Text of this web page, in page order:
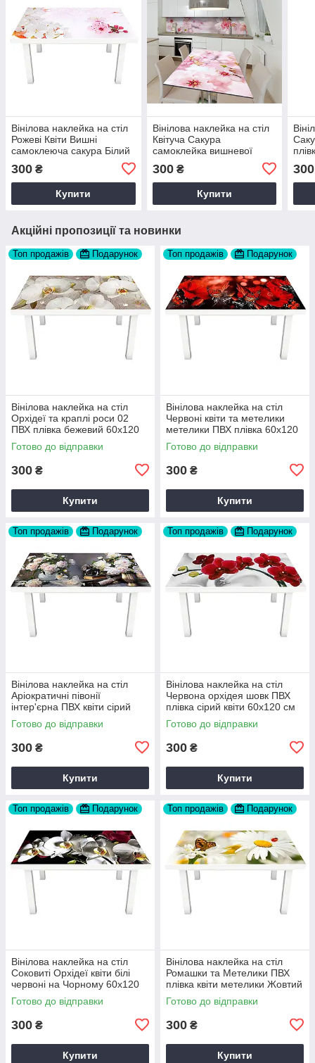
Вінілова наклейка на стіл
Рожеві Квіти Вишні
самоклеюча сакура Білий
60х120 см Happy Pocket
Z181322
300 ₴
Купити
Вінілова наклейка на стіл
Квітуча Сакура
самоклейка вишневої
плівка Рожевий 60х120 см
Happy Pocket Z184435
300₴
Купити
300
Акційні пропозиції та новинки
Топ продажів Подарунок
Вінілова наклейка на стіл
Орхідеї та краплі роси 02
ПВХ плівка бежевий 60х120
см Happy Pocket Z180306-
134
Готово до відправки
300 ₴
Купити
Топ продажів Подарунок
Вінілова наклейка на стіл
Червоні квіти та метелики
метелики ПВХ плівка 60х120
см Happy Pocket Z180373
Готово до відправки
300 ₴
Купити
Топ продажів Подарунок
Вінілова наклейка на стіл
Аріократичні півонії
інтер'єрна ПВХ квіти сірий
60х120 см Happy Pocket
Z180386
Готово до відправки
300 ₴
Купити
Топ продажів Подарунок
Вінілова наклейка на стіл
Червона орхідея шовк ПВХ
плівка сірий квіти 60х120 см
Happy Pocket Z180390
Готово до відправки
300 ₴
Купити
Топ продажів Подарунок
Вінілова наклейка на стіл
Соковиті Орхідеї квіти білі
червоні на Чорному 60х120
см Happy Pocket Z180471
Готово до відправки
300 ₴
Купити
Топ продажів Подарунок
Вінілова наклейка на стіл
Ромашки та Метелики ПВХ
плівка квіти метелики Жовтий
60х120 см Happy Pocket
Z180574
Готово до відправки
300 ₴
Купити